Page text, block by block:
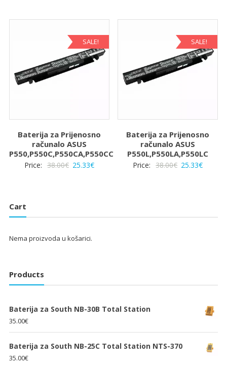
38.00€.
38.00€.
SALE!
Baterija za Prijenosno
računalo ASUS
P550,P550C,P550CA,P550CC
Price: 38.00€ Izvorna
38.00€.
25.33€Trenutna
SALE!
Baterija za Prijenosno
računalo ASUS
P550L,P550LA,P550LC
Price: 38.00€ Izvorna
38.00€.
25.33€
Cart
Nema proizvoda u košarici.
Products
Baterija za South NB-30B Total Station
35.00€
Baterija za South NB-25C Total Station NTS-370
35.00€